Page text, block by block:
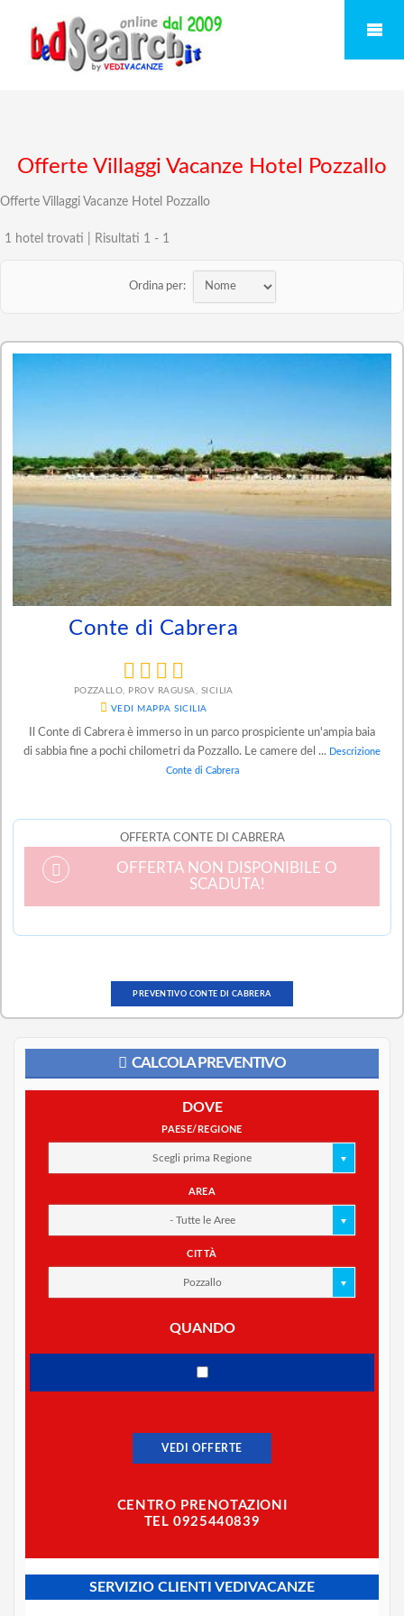
Offerte Villaggi Vacanze Hotel Pozzallo
Offerte Villaggi Vacanze Hotel Pozzallo
1 hotel trovati | Risultati 1 - 1
Ordina per:
Conte di Cabrera
POZZALLO, PROV RAGUSA, SICILIA
VEDI MAPPA SICILIA
Il Conte di Cabrera è immerso in un parco prospiciente un'ampia baia
di sabbia fine a pochi chilometri da Pozzallo. Le camere del ... Descrizione
Conte di Cabrera
OFFERTA CONTE DI CABRERA
OFFERTA NON DISPONIBILE O
SCADUTA!
PREVENTIVO CONTE DI CABRERA
CALCOLA PREVENTIVO
DOVE
PAESE/REGIONE
Scegli prima Regione
AREA
- Tutte le Aree
CITTÀ
Pozzallo
QUANDO
VEDI OFFERTE
CENTRO PRENOTAZIONI
TEL 0925440839
SERVIZIO CLIENTI VEDIVACANZE